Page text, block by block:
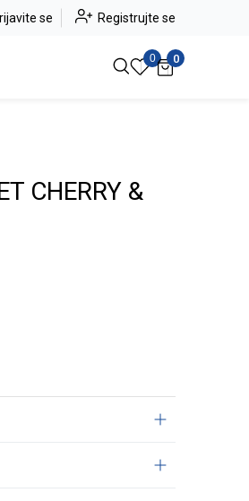
Novo u ponudi - Jadea Pogledaj više
se Registrujte se
0 0
CHERRY &